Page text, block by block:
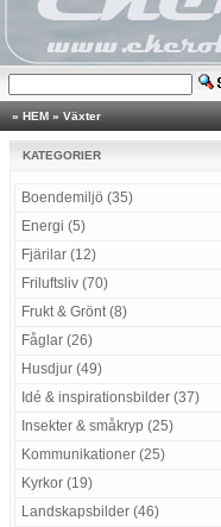
» HEM » Växter
KATEGORIER
Boendemiljö (35)
Energi (5)
Fjärilar (12)
Friluftsliv (70)
Frukt & Grönt (8)
Fåglar (26)
Husdjur (49)
Idé & inspirationsbilder (37)
Insekter & småkryp (25)
Kommunikationer (25)
Kyrkor (19)
Landskapsbilder (46)